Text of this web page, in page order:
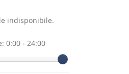
indisponibile.
0:00 - 24:00